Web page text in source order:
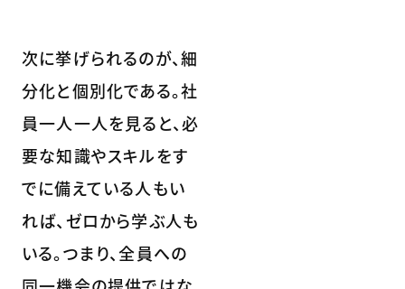
次に挙げられるのが、細
分化と個別化である。社
員一人一人を見ると、必
要な知識やスキルをす
でに備えている人もい
れば、ゼロから学ぶ人も
いる。つまり、全員への